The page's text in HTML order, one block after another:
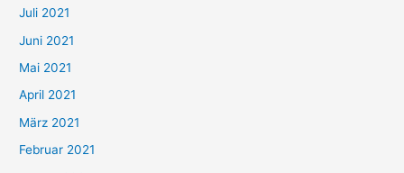
a
c
h
:
Juli 2021
Juni 2021
Mai 2021
April 2021
März 2021
Februar 2021